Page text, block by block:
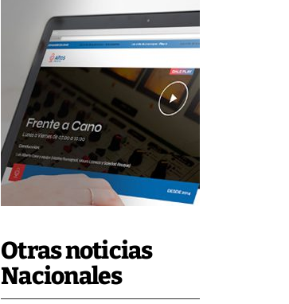
Otras noticias
Nacionales